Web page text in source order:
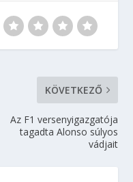
KÖVETKEZŐ
Az F1 versenyigazgatója
tagadta Alonso súlyos
vádjait